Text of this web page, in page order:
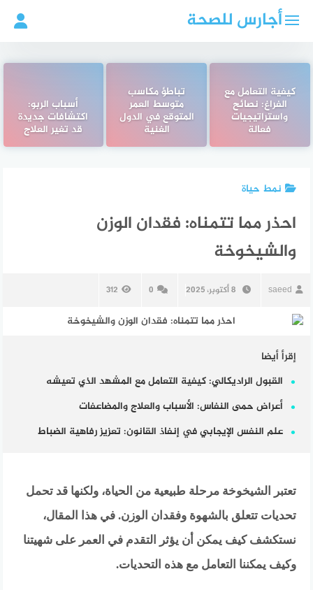
أجارس للصحة
كيفية التعامل مع
الفراغ: نصائح
واستراتيجيات
فعالة
تباطؤ مكاسب
متوسط العمر
المتوقع في الدول
الغنية
أسباب الربو:
اكتشافات جديدة
قد تغير العلاج
نمط حياة
احذر مما تتمناه: فقدان الوزن
والشيخوخة
saeed 8 أكتوبر، 2025 0
312
إقرأ أيضا
القبول الراديكالي: كيفية التعامل مع المشهد الذي تعيشه
أعراض حمى النفاس: الأسباب والعلاج والمضاعفات
علم النفس الإيجابي في إنفاذ القانون: تعزيز رفاهية الضباط
تعتبر الشيخوخة مرحلة طبيعية من الحياة، ولكنها قد تحمل
تحديات تتعلق بالشهوة وفقدان الوزن. في هذا المقال،
نستكشف كيف يمكن أن يؤثر التقدم في العمر على شهيتنا
وكيف يمكننا التعامل مع هذه التحديات.